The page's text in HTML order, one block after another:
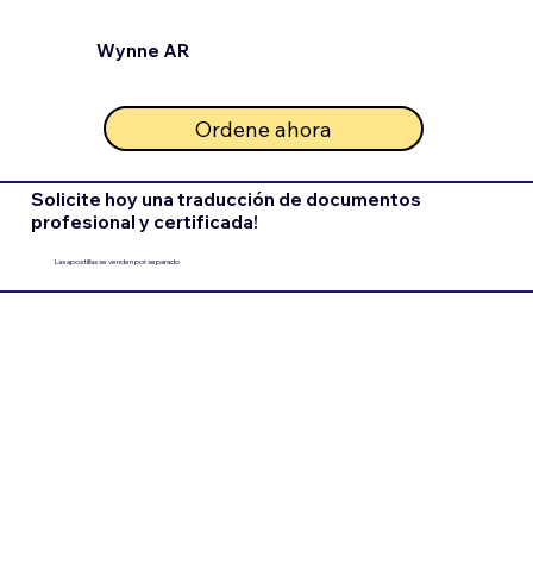
Wynne AR
Ordene ahora
Solicite hoy una traducción de documentos
profesional y certificada!
Las apostillas se venden por separado